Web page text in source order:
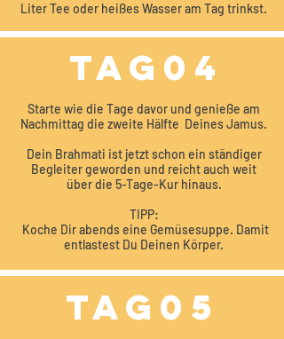
Liter Tee oder heißes Wasser am Tag trinkst.
TAG04
Starte wie die Tage davor und genieße am
Nachmittag die zweite Hälfte Deines Jamus.
Dein Brahmati ist jetzt schon ein ständiger
Begleiter geworden und reicht auch weit
über die 5-Tage-Kur hinaus.
TIPP:
Koche Dir abends eine Gemüsesuppe. Damit
entlastest Du Deinen Körper.
TAG05